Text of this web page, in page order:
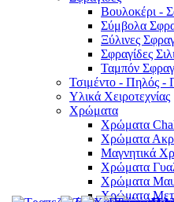
Βουλοκέρι -
Σύμβολα
Ξύλινες
Σφραγίδες
Ταμπόν
Τσιμέντο - Πηλός -
Υλικά Χειροτεχνίας
Χρώματα
Χρώματα
Χρώματα
Μαγνητικά
Χρώματα
Χρώματα
Χρώματα